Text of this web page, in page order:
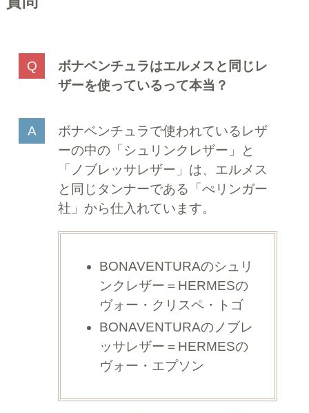
ボナベンチュラはエルメスと同じレ
ザーを使っているって本当？
ボナベンチュラで使われているレザ
ーの中の「シュリンクレザー」と
「ノブレッサレザー」は、エルメス
と同じタンナーである「ぺリンガー
社」から仕入れています。
BONAVENTURAのシュリ
ンクレザー＝HERMESの
ヴォー・クリスペ・トゴ
BONAVENTURAのノブレ
ッサレザー＝HERMESの
ヴォー・エプソン